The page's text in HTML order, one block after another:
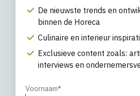
De nieuwste trends en
binnen de Horeca
Culinaire en interieur
Exclusieve content zoals:
interviews en
Voornaam*